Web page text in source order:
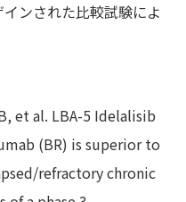
ンされた比較試験によ
et al. LBA-5 Idelalisib
(BR) is superior to
refractory chronic